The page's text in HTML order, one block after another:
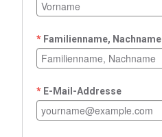
Familienname, Nachname
E-Mail-Addresse